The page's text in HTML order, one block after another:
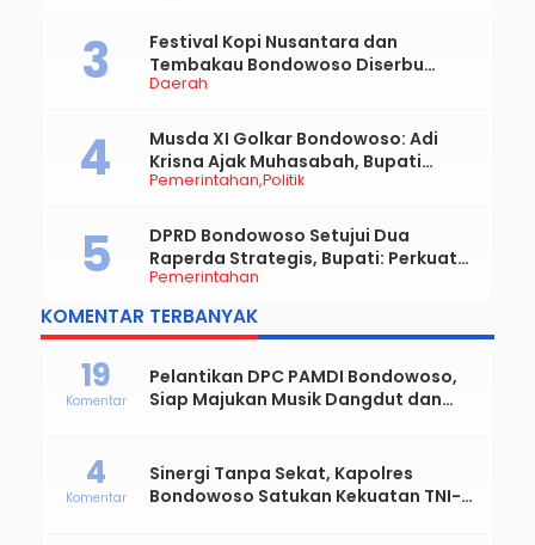
Daerah
Festival Kopi Nusantara dan
Tembakau Bondowoso Diserbu
Pengunjung
Pemerintahan Politik
Musda XI Golkar Bondowoso: Adi
Krisna Ajak Muhasabah, Bupati
Hamid Dorong Sinergi untuk
Pemerintahan
DPRD Bondowoso Setujui Dua
Raperda Strategis, Bupati: Perkuat
Fiskal Daerah dan Demokrasi Desa
KOMENTAR TERBANYAK
Pelantikan DPC PAMDI Bondowoso,
Siap Majukan Musik Dangdut dan
19
Komentar
Sinergi Tanpa Sekat, Kapolres
Bondowoso Satukan Kekuatan TNI-
4
Komentar